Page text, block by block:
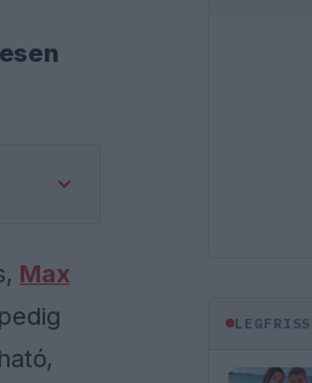
Max